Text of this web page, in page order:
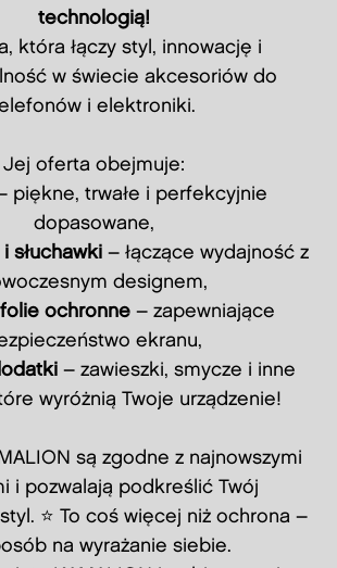
technologią!
która łączy styl, innowację i
w świecie akcesoriów do
i elektroniki.
Jej oferta obejmuje:
piękne, trwałe i perfekcyjnie
dopasowane,
słuchawki– łączące wydajność z
designem,
folie ochronne – zapewniające
ekranu,
– zawieszki, smycze i inne
wyróżnią Twoje urządzenie!
są zgodne z najnowszymi
i pozwalają podkreślić Twój
⭐ To coś więcej niż ochrona –
na wyrażanie siebie.